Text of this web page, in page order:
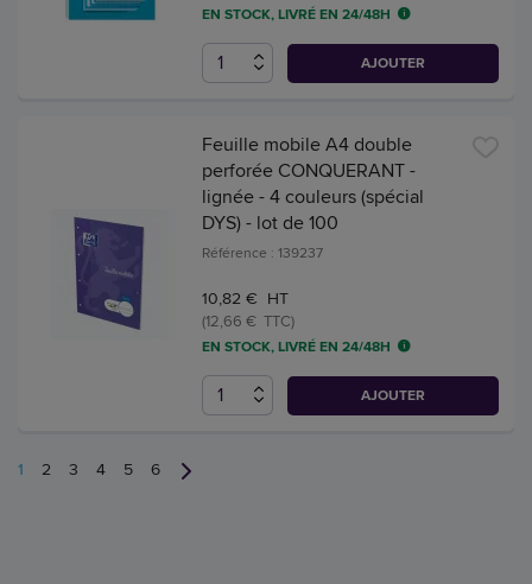
EN STOCK, LIVRÉ EN 24/48H
AJOUTER
Feuille mobile A4 double
perforée CONQUERANT -
lignée - 4 couleurs (spécial
DYS) - lot de 100
Référence : 139237
10,82 € HT
(12,66 € TTC)
EN STOCK, LIVRÉ EN 24/48H
AJOUTER
1 2 3 4 5 6